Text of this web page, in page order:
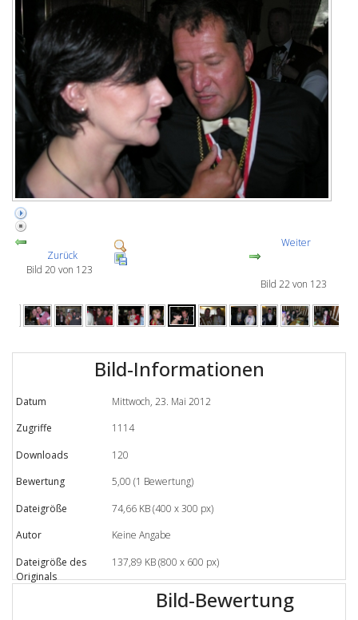
Zurück
Bild 20 von 123
Weiter
Bild 22 von 123
Bild-Informationen
Datum
Mittwoch, 23. Mai 2012
Zugriffe
1114
Downloads
120
Bewertung
5,00 (1 Bewertung)
Dateigröße
74,66 KB (400 x 300 px)
Autor
Keine Angabe
Dateigröße des
Originals
137,89 KB (800 x 600 px)
Bild-Bewertung